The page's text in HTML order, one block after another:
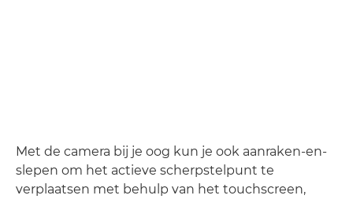
Met de camera bij je oog kun je ook aanraken-en-
slepen om het actieve scherpstelpunt te
verplaatsen met behulp van het touchscreen,